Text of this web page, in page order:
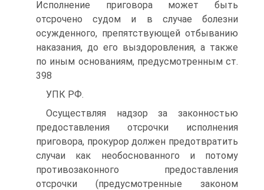
Исполнение приговора может быть
отсрочено судом и в случае болезни
осужденного, препятствующей отбыванию
наказания, до его выздоровления, а также
по иным основаниям, предусмотренным ст.
398
УПК РФ.
Осуществляя надзор за законностью
предоставления отсрочки исполнения
приговора, прокурор должен предотвратить
случаи как необоснованного и потому
противозаконного предоставления
отсрочки (предусмотренные законом